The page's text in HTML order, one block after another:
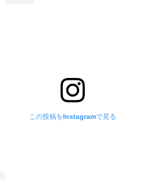
この投稿をInstagramで見る